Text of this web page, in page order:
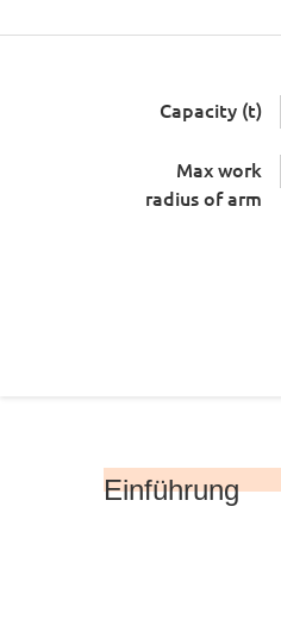
Capacity (t)
Max work
radius of arm
Einführung